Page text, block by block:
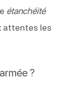
étanchéité
attentes les
?